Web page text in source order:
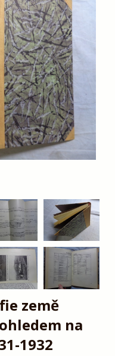
země
na
1932